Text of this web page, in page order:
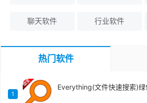
聊天软件 行业软件
热门软件
1